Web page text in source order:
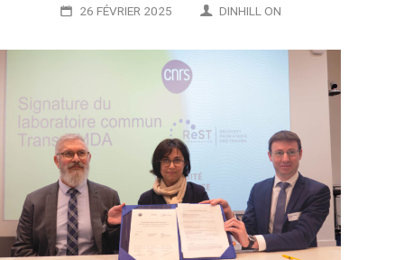
26 FÉVRIER 2025 DINHILL ON